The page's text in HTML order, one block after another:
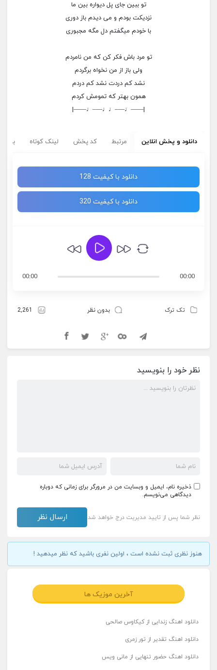
تو ببین جای پل دیواره بین ما
نزدیکت بودم و می دیدم باز دوری
با خودم میگفتم دل مگه مجبوری
تو مرد باش فکر کن که من نامردم
ولی باز از من نخواه برگردم
نشد کم دردت نشد کم دردم
همون بهتر که تمومش کردم
|——♩—–♩♩—–♩——|
دانلود و پخش انلاین مرتبط کد پخش لینک کوتاه
دانلود با کیفیت 128
دانلود با کیفیت 320
00:00
00:00
تک ترک بدون نظر 2,261
نظر خود را بنویسید
ذخیره نام، ایمیل و وبسایت من در مرورگر برای زمانی که دوباره
دیدگاهی می‌نویسم.
نظر شما پس از تایید مدیریت درج خواهد شد
هنوز نظری ثبت نشده است ، اولین نفری باشید که نظر میدهید !
آخرین موزیک ها
دانلود اهنگ زندایی از کیکاوس صالحی
دانلود اهنگ تقدیر از تور زمری
دانلود اهنگ حضور تنهایی از مانی ویس